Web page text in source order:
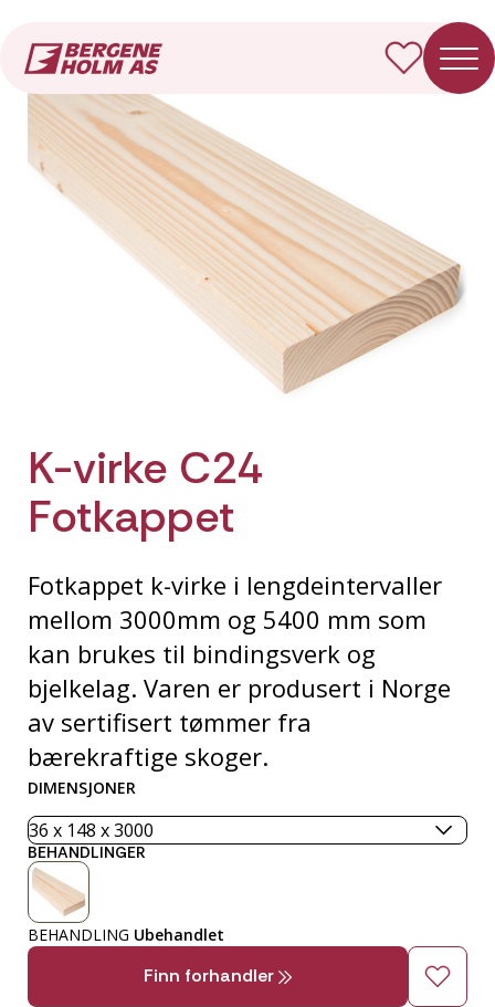
K-virke C24
Fotkappet
Fotkappet k-virke i lengdeintervaller
mellom 3000mm og 5400 mm som
kan brukes til bindingsverk og
bjelkelag. Varen er produsert i Norge
av sertifisert tømmer fra
bærekraftige skoger.
DIMENSJONER
BEHANDLINGER
BEHANDLING Ubehandlet
Finn forhandler